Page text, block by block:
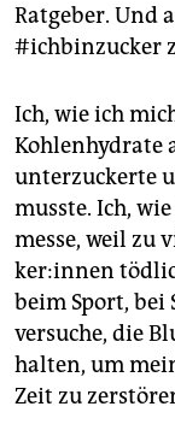
Ratgeber. Und
#ichbinzucker
Ich, wie ich
Kohlenhydrate
unterzuckerte
musste. Ich,
messe, weil zu
ke­r:innen
beim Sport, bei
versuche, die
halten, um
Zeit zu